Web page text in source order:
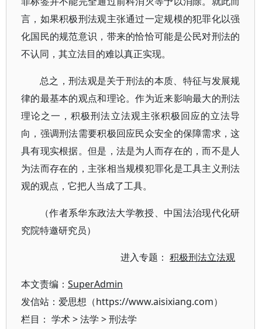
言，如果积极刑法观主张通过一定规模的犯罪化以强
化国民的规范意识，带来的恰恰可能是公民对刑法的
不认同，其立法目的难以真正实现。
总之，刑法观是关于刑法的本质、特征与发展规
律的最基本的观点和理论。作为近来影响最大的刑法
理论之一，积极刑法立法观主张积极回应的立法导
向，强调刑法需要积极回应民众安全的保障需求，这
具有现实根据。但是，法是为人而存在的，而不是人
为法而存在的，主张相当规模犯罪化是工具主义刑法
观的观点，它把人当成了工具。
（作者系华东政法大学教授、中国法治现代化研
究院特邀研究员）
进入专题：积极刑法立法观
本文责编： SuperAdmin
发信站：爱思想（https://www.aisixiang.com）
栏目： 学术>法学 >刑法学